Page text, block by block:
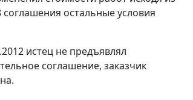
остальные условия
истец не предъявлял
соглашение, заказчик